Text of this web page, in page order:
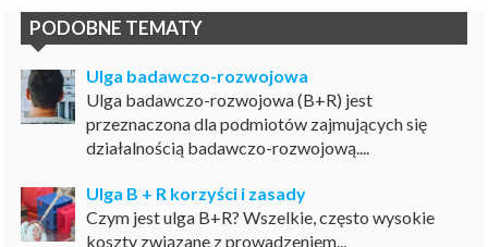
PODOBNE TEMATY
Ulga badawczo-rozwojowa
Ulga badawczo-rozwojowa (B+R) jest
przeznaczona dla podmiotów zajmujących się
działalnością badawczo-rozwojową....
Ulga B + R korzyści i zasady
Czym jest ulga B+R? Wszelkie, często wysokie
koszty związane z prowadzeniem...